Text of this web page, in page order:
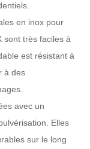
en inox pour
sont très faciles à
est résistant à
à des
avec un
Elles
sur le long